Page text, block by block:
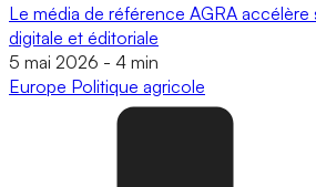
Le média de référence AGRA accélère
digitale et éditoriale
5 mai 2026 - 4 min
Europe Politique agricole